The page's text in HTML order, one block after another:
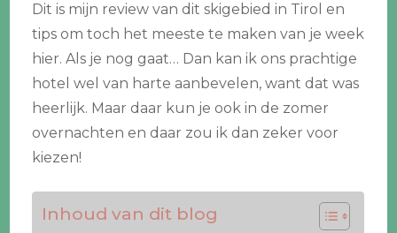
Dit is mijn review van dit skigebied in Tirol en
tips om toch het meeste te maken van je week
hier. Als je nog gaat… Dan kan ik ons prachtige
hotel wel van harte aanbevelen, want dat was
heerlijk. Maar daar kun je ook in de zomer
overnachten en daar zou ik dan zeker voor
kiezen!
Inhoud van dit blog